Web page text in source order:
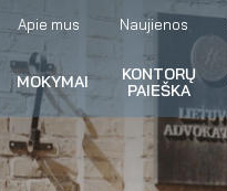
Apie mus Naujienos
MOKYMAI
KONTORŲ
PAIEŠKA